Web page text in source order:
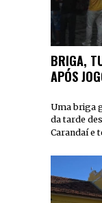
BRIGA,
APÓS
Uma briga
da tarde
Carandaí e